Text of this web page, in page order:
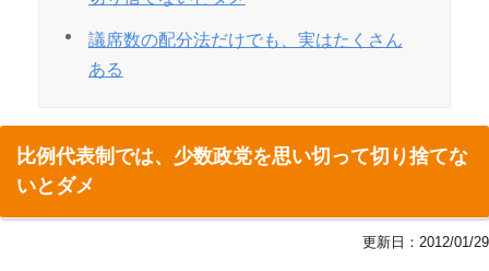
議席数の配分法だけでも、実はたくさん
ある
比例代表制では、少数政党を思い切って切り捨てな
いとダメ
更新日： 2012/01/29